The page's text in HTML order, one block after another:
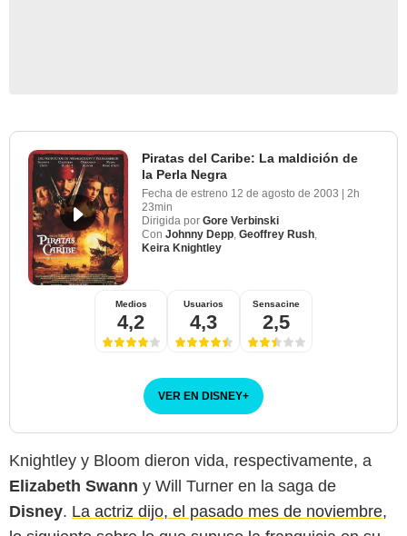
Piratas del Caribe: La maldición de
la Perla Negra
Fecha de estreno 12 de agosto de 2003 | 2h
23min
Dirigida por Gore Verbinski
Con Johnny Depp Geoffrey Rush
Keira Knightley
Medios
4,2
Usuarios
4,3
Sensacine
2,5
VER EN DISNEY+
Knightley y Bloom dieron vida, respectivamente, a
Elizabeth Swann y Will Turner en la saga de
Disney. La actriz dijo, el pasado mes de noviembre,